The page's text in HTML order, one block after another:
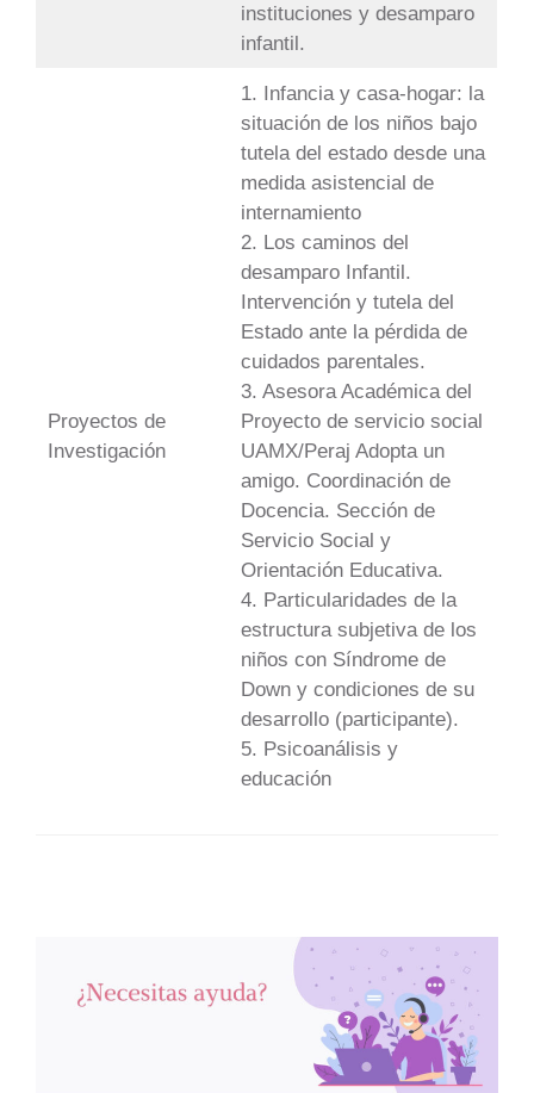
instituciones y desamparo
infantil.
Proyectos de
Investigación
1. Infancia y casa-hogar: la
situación de los niños bajo
tutela del estado desde una
medida asistencial de
internamiento
2. Los caminos del
desamparo Infantil.
Intervención y tutela del
Estado ante la pérdida de
cuidados parentales.
3. Asesora Académica del
Proyecto de servicio social
UAMX/Peraj Adopta un
amigo. Coordinación de
Docencia. Sección de
Servicio Social y
Orientación Educativa.
4. Particularidades de la
estructura subjetiva de los
niños con Síndrome de
Down y condiciones de su
desarrollo (participante).
5. Psicoanálisis y
educación